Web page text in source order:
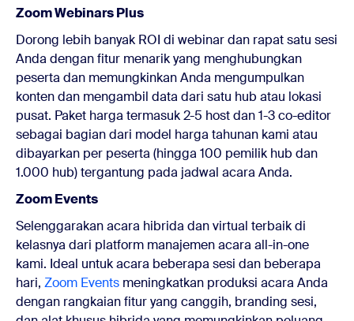
Zoom Webinars Plus
Dorong lebih banyak ROI di webinar dan rapat satu sesi
Anda dengan fitur menarik yang menghubungkan
peserta dan memungkinkan Anda mengumpulkan
konten dan mengambil data dari satu hub atau lokasi
pusat. Paket harga termasuk 2-5 host dan 1-3 co-editor
sebagai bagian dari model harga tahunan kami atau
dibayarkan per peserta (hingga 100 pemilik hub dan
1.000 hub) tergantung pada jadwal acara Anda.
Zoom Events
Selenggarakan acara hibrida dan virtual terbaik di
kelasnya dari platform manajemen acara all-in-one
kami. Ideal untuk acara beberapa sesi dan beberapa
hari, Zoom Events meningkatkan produksi acara Anda
dengan rangkaian fitur yang canggih, branding sesi,